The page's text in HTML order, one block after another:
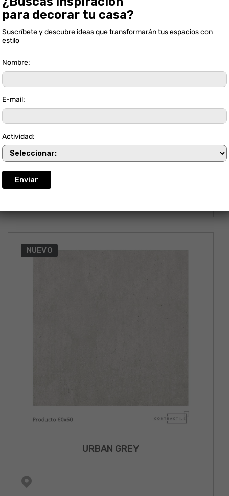
NUEVO
URBAN GREY
para decorar tu casa?
Suscríbete y descubre ideas que transformarán tus espacios con
estilo
Nombre:
E-mail:
Actividad: